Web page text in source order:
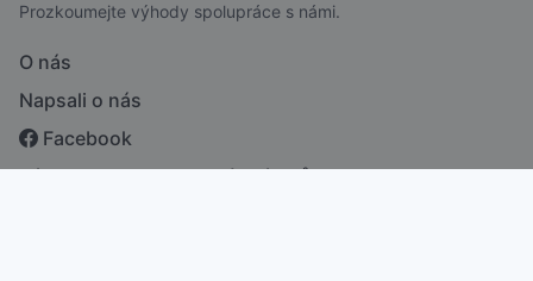
Prozkoumejte výhody spolupráce s námi.
O nás
Napsali o nás
Facebook
Zásady ochrany osobních údajů